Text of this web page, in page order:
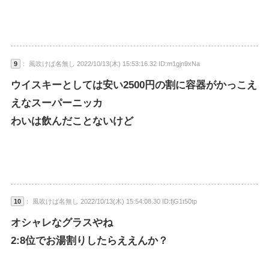
9 ： 風吹けば名無し 2022/10/13(木) 15:53:16.32 ID:m1gjn9xNa
ウイスキーとしては安い2500円の割に容器がかっこえ
えなスーパーニッカ
わいは飲んだことないけど
10 ： 風吹けば名無し 2022/10/13(木) 15:54:08.30 ID:fjG1t50tp
オシャレなグラスやね
2:8位でお湯割りしたらええんか？